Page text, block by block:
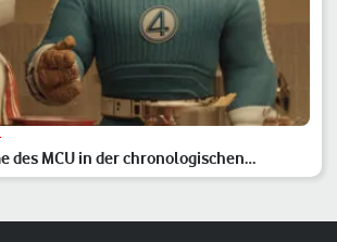
des MCU in der chronologischen